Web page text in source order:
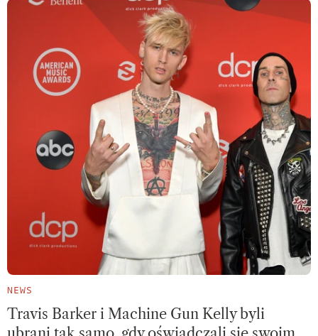
NEWS
Travis Barker i Machine Gun Kelly byli